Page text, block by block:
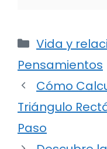
Categorías
Vida y
Pensamientos
Cómo
Triángulo
Paso